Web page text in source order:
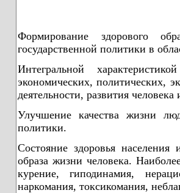
Формирование здорового
государственной политики в
Интегральной
экономических, политических,
деятельности, развития
Улучшение качества жизни
политики.
Состояние здоровья
образа жизни человека.
курение, гиподинамия,
наркомания, токсикомания,